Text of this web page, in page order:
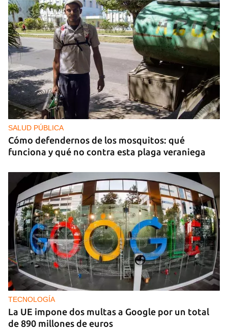
SALUD PÚBLICA
Cómo defendernos de los mosquitos: qué
funciona y qué no contra esta plaga veraniega
TECNOLOGÍA
La UE impone dos multas a Google por un total
de 890 millones de euros